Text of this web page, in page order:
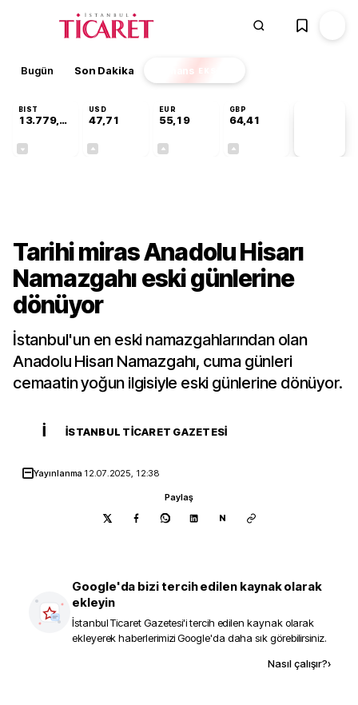
Bugün Son Dakika Finans EKSTRA
BIST
13.779,39
USD
47,71
EUR
55,19
GBP
64,41
Tarihi miras Anadolu Hisarı
Namazgahı eski günlerine
dönüyor
İstanbul'un en eski namazgahlarından olan
Anadolu Hisarı Namazgahı, cuma günleri
cemaatin yoğun ilgisiyle eski günlerine dönüyor.
İ İSTANBUL TICARET GAZETESI
Yayınlanma 12.07.2025, 12:38
Paylaş
N
Google'da bizi tercih edilen kaynak olarak
ekleyin
İstanbul Ticaret Gazetesi'i tercih edilen kaynak olarak
ekleyerek haberlerimizi Google'da daha sık görebilirsiniz.
Nasıl çalışır?›